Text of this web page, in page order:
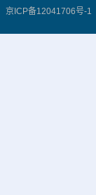
京ICP备12041706号-1